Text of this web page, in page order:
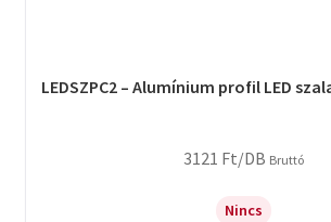
LEDSZPC2 – Alumínium profil LED
3121 Ft/DB Bruttó
Nincs